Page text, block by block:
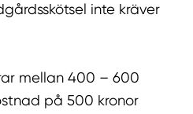
inte kräver
mellan 400 – 600
på 500 kronor